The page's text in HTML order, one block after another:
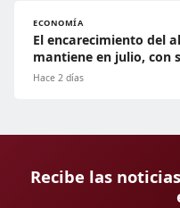
ECONOMÍA
El encarecimiento del
mantiene en julio, con
Hace 2 días
Recibe las